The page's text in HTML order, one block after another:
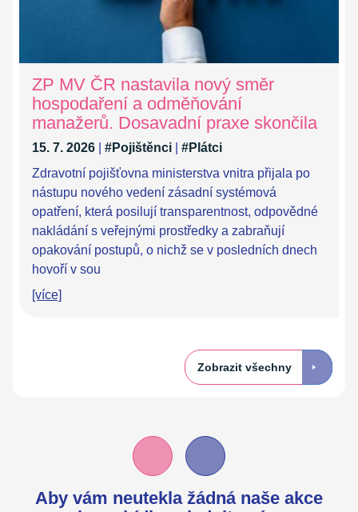
ZP MV ČR nastavila nový směr
hospodaření a odměňování
manažerů. Dosavadní praxe skončila
15. 7. 2026 #Pojištěnci
#Plátci
Zdravotní pojišťovna ministerstva vnitra přijala po
nástupu nového vedení zásadní systémová
opatření, která posilují transparentnost, odpovědné
nakládání s veřejnými prostředky a zabraňují
opakování postupů, o nichž se v posledních dnech
hovoří v sou
[více]
Zobrazit všechny
Aby vám neutekla žádná naše akce